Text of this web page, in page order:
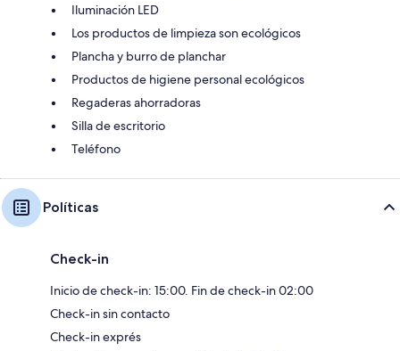
Iluminación LED
Los productos de limpieza son ecológicos
Plancha y burro de planchar
Productos de higiene personal ecológicos
Regaderas ahorradoras
Silla de escritorio
Teléfono
Políticas
Check-in
Inicio de check-in: 15:00. Fin de check-in 02:00
Check-in sin contacto
Check-in exprés